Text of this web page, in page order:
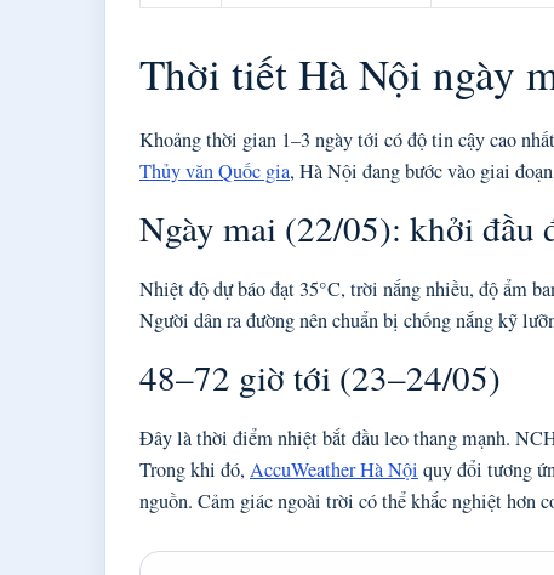
Thời tiết Hà Nội ngày
Khoảng thời gian 1–3 ngày tới có độ tin cậy cao
Thủy văn Quốc gia, Hà Nội đang bước vào giai
Ngày mai (22/05): khởi đầu
Nhiệt độ dự báo đạt 35°C, trời nắng nhiều, độ ẩm
Người dân ra đường nên chuẩn bị chống nắng kỹ
48–72 giờ tới (23–24/05)
Đây là thời điểm nhiệt bắt đầu leo thang mạnh.
Trong khi đó, AccuWeather Hà Nội quy đổi tương
nguồn. Cảm giác ngoài trời có thể khắc nghiệt hơn